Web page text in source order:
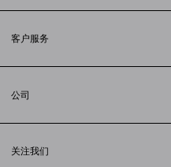
客户服务
配送方式
支付
常见问题解答
公司
法律问题
关注我们